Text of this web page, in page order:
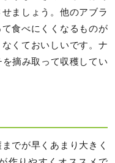
ましょう。他のアブラ
食べにくくなるものが
くておいしいです。ナ
摘み取って収穫してい
でが早くあまり大きく